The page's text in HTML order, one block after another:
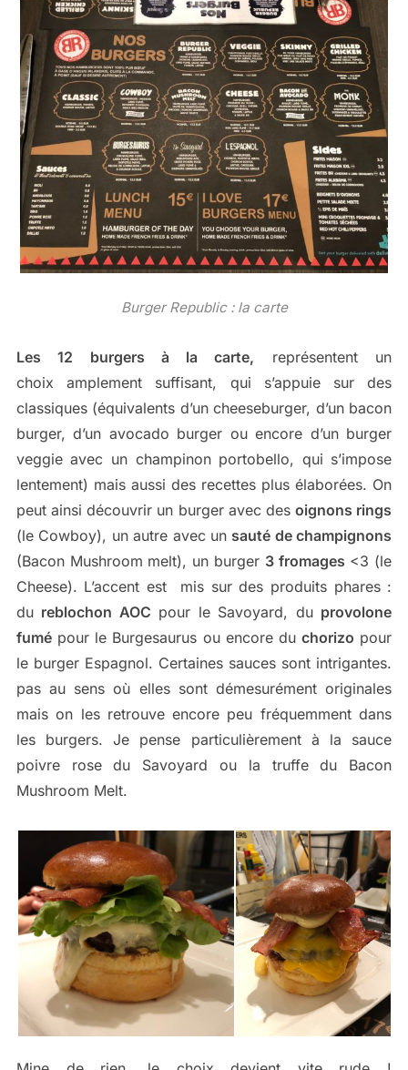
Burger Republic : la carte
Les 12 burgers à la carte, représentent un
choix amplement suffisant, qui s’appuie sur des
classiques (équivalents d’un cheeseburger, d’un bacon
burger, d’un avocado burger ou encore d’un burger
veggie avec un champinon portobello, qui s’impose
lentement) mais aussi des recettes plus élaborées. On
peut ainsi découvrir un burger avec des oignons rings
(le Cowboy), un autre avec un sauté de champignons
(Bacon Mushroom melt), un burger 3 fromages <3 (le
Cheese). L’accent est mis sur des produits phares :
du reblochon AOC pour le Savoyard, du provolone
fumépour le Burgesaurus ou encore du chorizo pour
le burger Espagnol. Certaines sauces sont intrigantes.
pas au sens où elles sont démesurément originales
mais on les retrouve encore peu fréquemment dans
les burgers. Je pense particulièrement à la sauce
poivre rose du Savoyard ou la truffe du Bacon
Mushroom Melt.